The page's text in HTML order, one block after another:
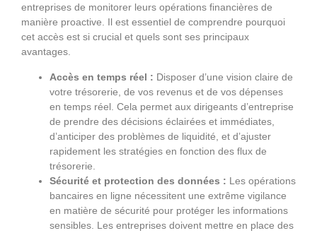
entreprises de monitorer leurs opérations financières de
manière proactive. Il est essentiel de comprendre pourquoi
cet accès est si crucial et quels sont ses principaux
avantages.
Accès en temps réel : Disposer d’une vision claire de
votre trésorerie, de vos revenus et de vos dépenses
en temps réel. Cela permet aux dirigeants d’entreprise
de prendre des décisions éclairées et immédiates,
d’anticiper des problèmes de liquidité, et d’ajuster
rapidement les stratégies en fonction des flux de
trésorerie.
Sécurité et protection des données : Les opérations
bancaires en ligne nécessitent une extrême vigilance
en matière de sécurité pour protéger les informations
sensibles. Les entreprises doivent mettre en place des